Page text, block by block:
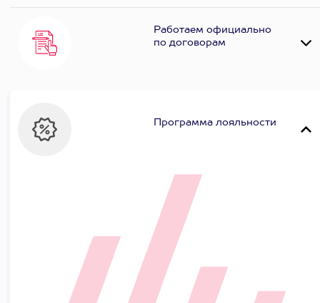
Работаем официально
по договорам
Программа лояльности